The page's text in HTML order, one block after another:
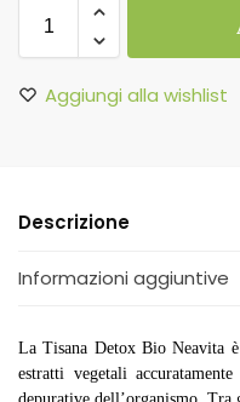
Aggiungi alla wishlist
Descrizione
Informazioni aggiuntive
La Tisana Detox Bio Neavita
estratti vegetali